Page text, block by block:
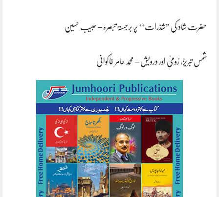
حضرت شاد کی ”شذرات‘‘ پر برجستہ تبصرہ – حبیب حسین
شمس تبریزؒ، رُومیؒ اور درویش – محمد عامر خاکوانی